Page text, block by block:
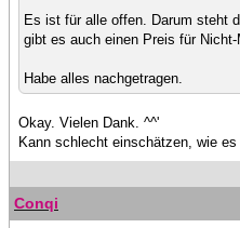
Es ist für alle offen. Darum steht
gibt es auch einen Preis für Nicht-
Habe alles nachgetragen.
Okay. Vielen Dank. ^^'
Kann schlecht einschätzen, wie es
Conqi